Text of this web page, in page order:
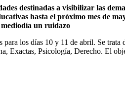
destinadas a visibilizar las
hasta el próximo mes de
mediodía un ruidazo
los días 10 y 11 de abril. Se trata
Exactas, Psicología, Derecho. El